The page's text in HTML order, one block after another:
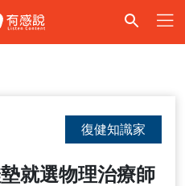
就選物理治療師
復健知識家